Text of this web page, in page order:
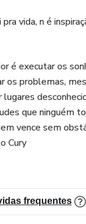
vida, n é
é executar os
os problemas,
lugares
que ninguém
vence sem
Cury
frequentes